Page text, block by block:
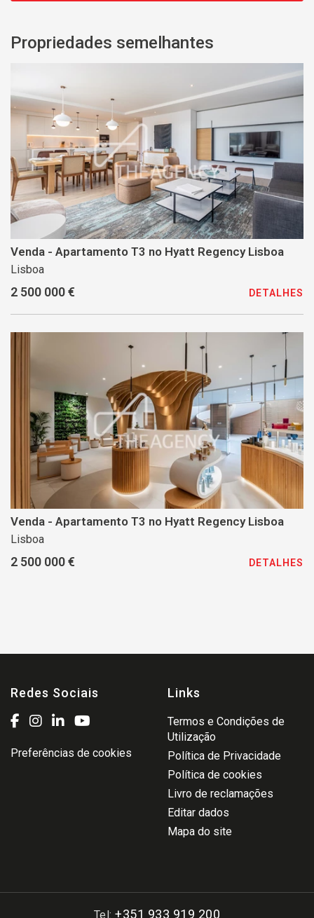
Propriedades semelhantes
Venda - Apartamento T3 no Hyatt Regency Lisboa
Lisboa
2 500 000 € DETALHES
Venda - Apartamento T3 no Hyatt Regency Lisboa
Lisboa
2 500 000 € DETALHES
Redes Sociais
Preferências de cookies
Links
Termos e Condições de
Utilização
Política de Privacidade
Política de cookies
Livro de reclamações
Editar dados
Mapa do site
Tel:+351 933 919 200